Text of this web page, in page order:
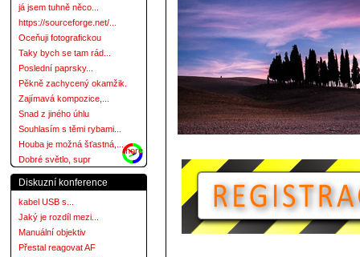
já jsem tuhně něco...
https://sourceforge.net/...
Oceňuji fotografickou
Taky bych se tam rád...
Poslední paprsky...
Pěkně zachycený okamžik.
Zajímavá kompozice,...
Snad z jiného úhlu
Souhlasím s těmi rybami...
Houba je možná šťastná,...
Dobré světlo, supr
more
Diskuzní konference
kabel USB s...
Jaký je rozdíl mezi...
Manuální objektiv
Přestal reagovat AF